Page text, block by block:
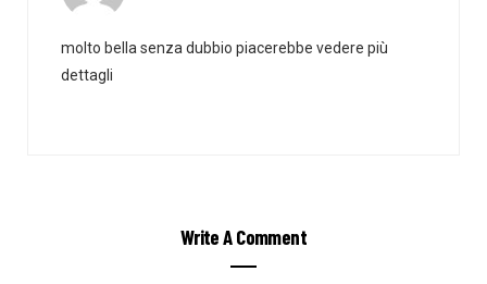
molto bella senza dubbio piacerebbe vedere più
dettagli
Write A Comment